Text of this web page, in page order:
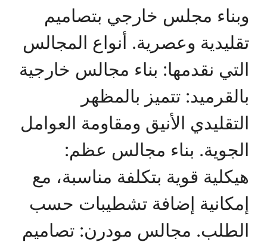
وبناء مجلس خارجي بتصاميم
تقليدية وعصرية. أنواع المجالس
التي نقدمها: بناء مجالس خارجية
بالقرميد: تتميز بالمظهر
التقليدي الأنيق ومقاومة العوامل
الجوية. بناء مجالس عظم:
هيكلية قوية بتكلفة مناسبة، مع
إمكانية إضافة تشطيبات حسب
الطلب. مجالس مودرن: تصاميم